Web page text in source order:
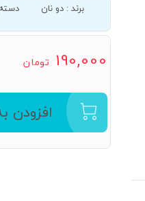
برند:دو نان
190,000 تومان
افزودن